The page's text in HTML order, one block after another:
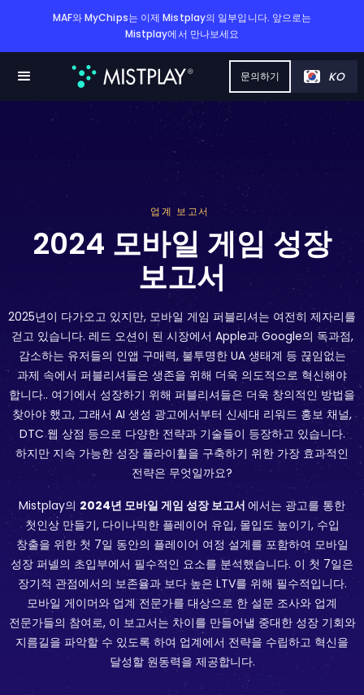
MAF와 MyChips는 이제 Mistplay의 일부입니다. 앞으로는
Mistplay에서 만나보세요
KO
문의하기
업계 보고서
2024 모바일 게임 성장
보고서
2025년이 다가오고 있지만, 모바일 게임 퍼블리셔는 여전히 제자리를
걷고 있습니다. 레드 오션이 된 시장에서 Apple과 Google의 독과점,
감소하는 유저들의 인앱 구매력, 불투명한 UA 생태계 등 끊임없는
과제 속에서 퍼블리셔들은 생존을 위해 더욱 의도적으로 혁신해야
합니다.. 여기에서 성장하기 위해 퍼블리셔들은 더욱 창의적인 방법을
찾아야 했고, 그래서 AI 생성 광고에서부터 신세대 리워드 홍보 채널,
DTC 웹 상점 등으로 다양한 전략과 기술들이 등장하고 있습니다.
하지만 지속 가능한 성장 플라이휠을 구축하기 위한 가장 효과적인
전략은 무엇일까요?
Mistplay의 2024년 모바일 게임 성장 보고서 에서는 광고를 통한
첫인상 만들기, 다이나믹한 플레이어 유입, 몰입도 높이기, 수입
창출을 위한 첫 7일 동안의 플레이어 여정 설계를 포함하여 모바일
성장 퍼넬의 초입부에서 필수적인 요소를 분석했습니다. 이 첫 7일은
장기적 관점에서의 보존율과 보다 높은 LTV를 위해 필수적입니다.
모바일 게이머와 업계 전문가를 대상으로 한 설문 조사와 업계
전문가들의 참여로, 이 보고서는 차이를 만들어낼 중대한 성장 기회와
지름길을 파악할 수 있도록 하여 업계에서 전략을 수립하고 혁신을
달성할 원동력을 제공합니다.